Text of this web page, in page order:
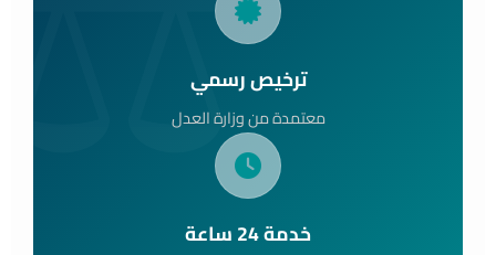
ترخيص رسمي
معتمدة من وزارة العدل
خدمة 24 ساعة